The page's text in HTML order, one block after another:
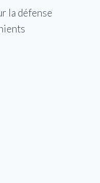
la défense